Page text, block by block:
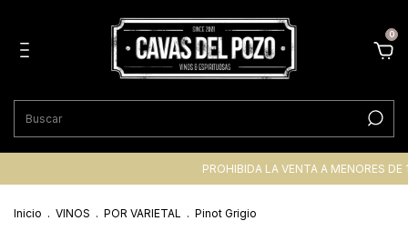
0
PROHIBIDA LA VENTA A MENORES DE
Inicio . VINOS . POR VARIETAL . Pinot Grigio